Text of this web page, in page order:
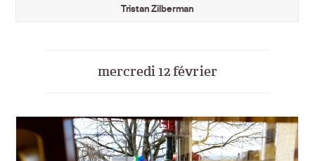
Tristan Zilberman
mercredi 12 février